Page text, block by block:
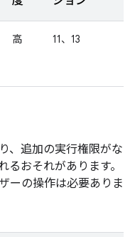
高 11、13
、追加の実行権限がな
るおそれがあります。
ーの操作は必要ありま